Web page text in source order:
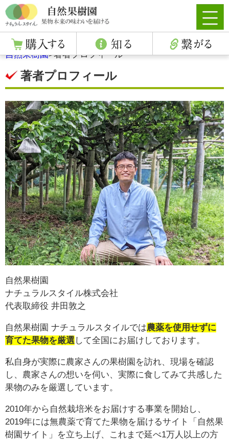
自然果樹園>著者プロフィール
著者プロフィール
自然果樹園
ナチュラルスタイル株式会社
代表取締役 井田敦之
自然果樹園 ナチュラルスタイルでは農薬を使用せずに
育てた果物を厳選して全国にお届けしております。
私自身が実際に農家さんの果樹園を訪れ、現場を確認
し、農家さんの想いを伺い、実際に食してみて共感した
果物のみを厳選しています。
2010年から自然栽培米をお届けする事業を開始し、
2019年には無農薬で育てた果物を届けるサイト「自然果
樹園サイト」を立ち上げ、これまで延べ1万人以上の方